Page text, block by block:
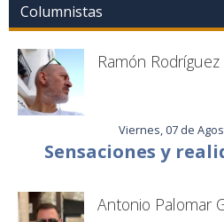
Columnistas
Ramón
Viernes, 07 de
Sensaciones y
Antonio Palomar